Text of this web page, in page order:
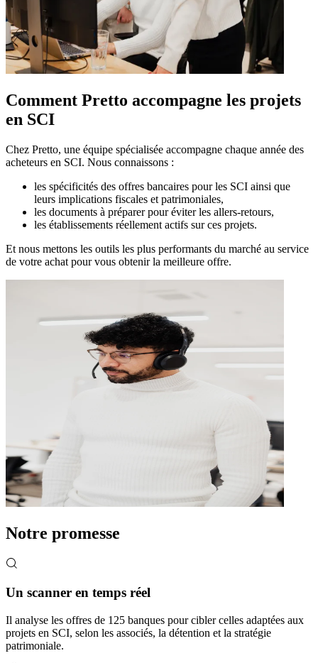
Comment Pretto accompagne les projets
en SCI
Chez Pretto, une équipe spécialisée accompagne chaque année des
acheteurs en SCI. Nous connaissons :
les spécificités des offres bancaires pour les SCI ainsi que
leurs implications fiscales et patrimoniales,
les documents à préparer pour éviter les allers-retours,
les établissements réellement actifs sur ces projets.
Et nous mettons les outils les plus performants du marché au service
de votre achat pour vous obtenir la meilleure offre.
Notre promesse
Un scanner en temps réel
Il analyse les offres de 125 banques pour cibler celles adaptées aux
projets en SCI, selon les associés, la détention et la stratégie
patrimoniale.